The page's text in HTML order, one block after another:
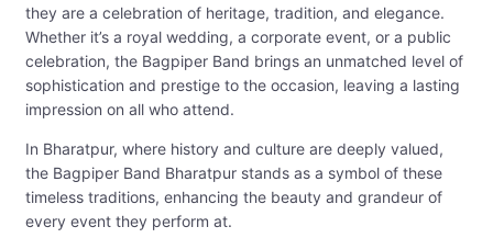
they are a celebration of heritage, tradition, and elegance.
Whether it’s a royal wedding, a corporate event, or a public
celebration, the Bagpiper Band brings an unmatched level of
sophistication and prestige to the occasion, leaving a lasting
impression on all who attend.
In Bharatpur, where history and culture are deeply valued,
the Bagpiper Band Bharatpur stands as a symbol of these
timeless traditions, enhancing the beauty and grandeur of
every event they perform at.